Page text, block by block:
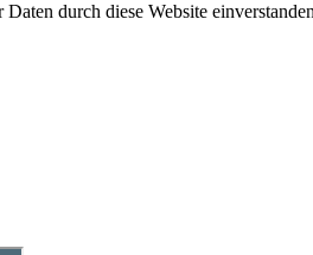
durch diese Website